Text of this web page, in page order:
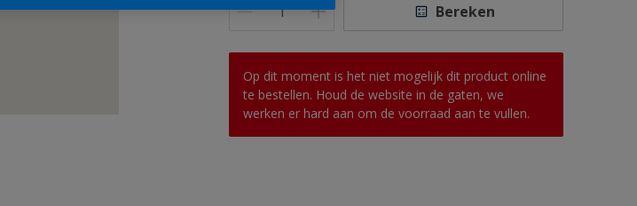
Bereken
Op dit moment is het niet mogelijk dit product online
te bestellen. Houd de website in de gaten, we
werken er hard aan om de voorraad aan te vullen.